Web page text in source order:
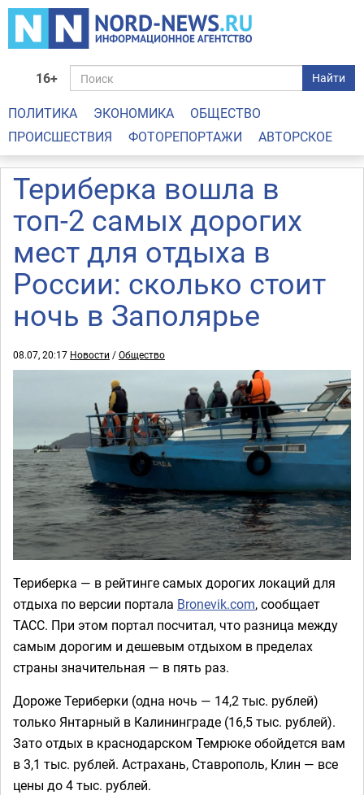
16+ Найти
ПОЛИТИКА ЭКОНОМИКА
ОБЩЕСТВО
ПРОИСШЕСТВИЯ
ФОТОРЕПОРТАЖИ АВТОРСКОЕ
Териберка вошла в
топ-2 самых дорогих
мест для отдыха в
России: сколько стоит
ночь в Заполярье
08.07, 20:17 Новости /Общество
Териберка — в рейтинге самых дорогих локаций для
отдыха по версии портала Bronevik.com, сообщает
ТАСС. При этом портал посчитал, что разница между
самым дорогим и дешевым отдыхом в пределах
страны значительная — в пять раз.
Дороже Териберки (одна ночь — 14,2 тыс. рублей)
только Янтарный в Калининграде (16,5 тыс. рублей).
Зато отдых в краснодарском Темрюке обойдется вам
в 3,1 тыс. рублей. Астрахань, Ставрополь, Клин — все
цены до 4 тыс. рублей.